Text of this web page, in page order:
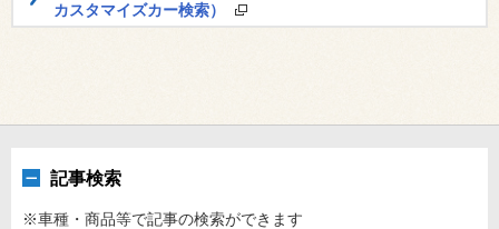
カスタマイズカー検索）
記事検索
※車種・商品等で記事の検索ができます